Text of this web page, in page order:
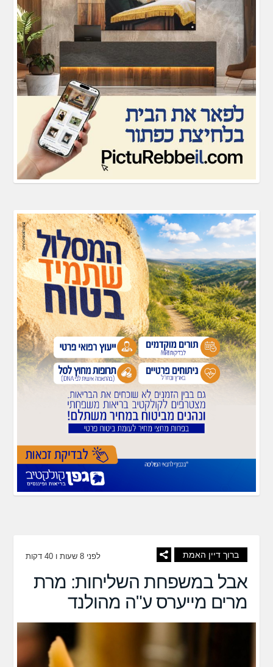
ברוך דיין האמת לפני 8 שעות ו 40 דקות
אבל במשפחת השליחות: מרת
מרים מייערס ע"ה מהולנד